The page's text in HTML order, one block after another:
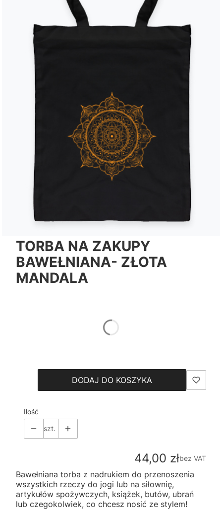
TORBA NA ZAKUPY
BAWEŁNIANA- ZŁOTA
MANDALA
DODAJ DO KOSZYKA
Ilość
szt.
Cena
44,00 złbez VAT
Bawełniana torba z nadrukiem do przenoszenia
wszystkich rzeczy do jogi lub na siłownię,
artykułów spożywczych, książek, butów, ubrań
lub czegokolwiek, co chcesz nosić ze stylem!